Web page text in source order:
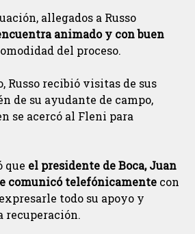
allegados a Russo
animado y con buen
del proceso.
Russo recibió visitas de sus
de su ayudante de campo,
se acercó al Fleni para
que el presidente de Boca, Juan
comunicó telefónicamente con
todo su apoyo y
recuperación.